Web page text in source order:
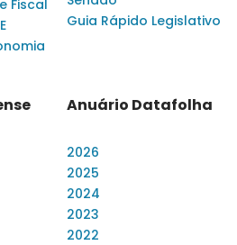
Fiscal
Guia Rápido Legislativo
Anuário Datafolha
2026
2025
2024
2023
2022